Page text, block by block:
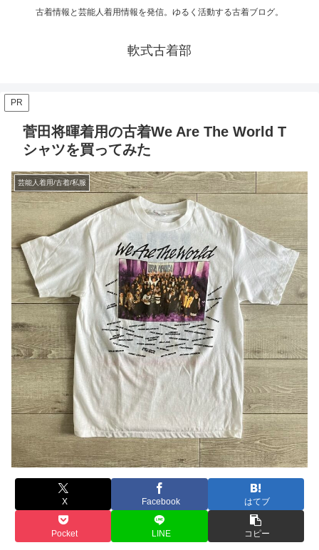
古着情報と芸能人着用情報を発信。ゆるく活動する古着ブログ。
軟式古着部
PR
菅田将暉着用の古着We Are The World T
シャツを買ってみた
芸能人着用/古着/私服
X Facebook はてブ
Pocket LINE コピー